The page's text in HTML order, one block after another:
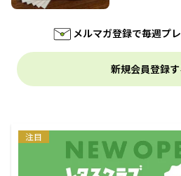
メルマガ登録で毎週プ
新規会員登録す
注目